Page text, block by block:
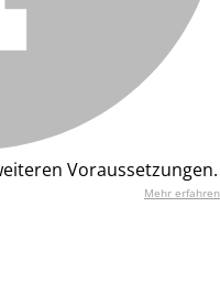
Voraussetzungen.
Mehr erfahren